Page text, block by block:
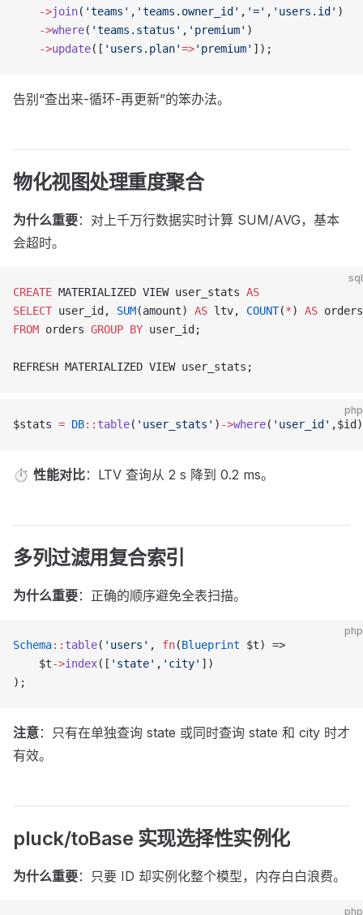
    ->
join( 'teams' , 'teams.owner_id' , '=' , 'users.id' )
    ->
where( 'teams.status' , 'premium' )
    ->
update([ 'users.plan'=>'premium' ]);
告别“查出来-循环-再更新”的笨办法。
物化视图处理重度聚合
为什么重要：对上千万行数据实时计算 SUM/AVG，基本
会超时。
sql
CREATE MATERIALIZED VIEW user_stats AS
SELECT user_id, SUM(amount) AS ltv, COUNT(*) AS orders
FROM orders GROUP BY user_id;
REFRESH MATERIALIZED VIEW user_stats;
php
$stats = DB:: table( 'user_stats' ) ->where( 'user_id' ,$id)
⏱ 性能对比：LTV 查询从 2 s 降到 0.2 ms。
多列过滤用复合索引
为什么重要：正确的顺序避免全表扫描。
php
Schema:: table( 'users' , fn(Blueprint $t) =>
    $t
->index([ 'state' , 'city' ])
);
注意：只有在单独查询 state 或同时查询 state 和 city 时才
有效。
pluck/toBase 实现选择性实例化
为什么重要：只要 ID 却实例化整个模型，内存白白浪费。
php